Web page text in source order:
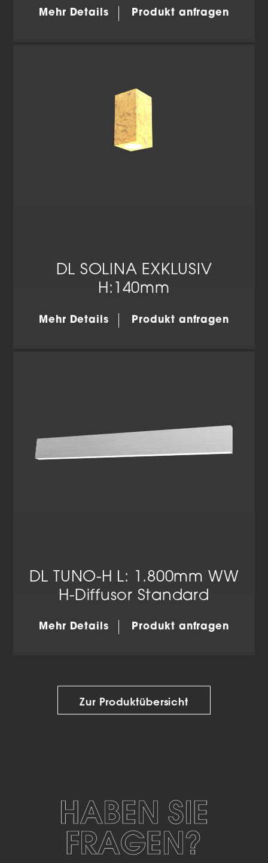
Mehr Details Produkt anfragen
DL SOLINA EXKLUSIV
H:140mm
Mehr Details Produkt anfragen
DL TUNO-H L: 1.800mm WW
H-Diffusor Standard
Mehr Details Produkt anfragen
Zur Produktübersicht
HABEN SIE
FRAGEN?
hinweg verfolgen.